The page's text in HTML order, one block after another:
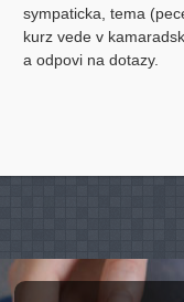
sympaticka, tema
kurz vede v
a odpovi na dotazy.